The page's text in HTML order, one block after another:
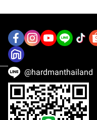
@hardmanthailand